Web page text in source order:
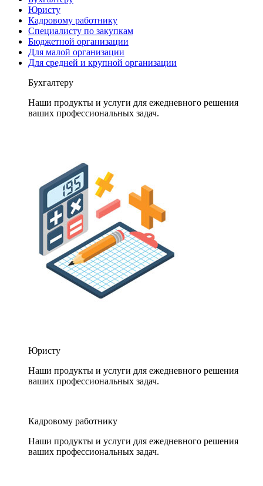
Юристу
Кадровому работнику
Специалисту по закупкам
Бюджетной организации
Для малой организации
Для средней и крупной организации
Бухгалтеру
Наши продукты и услуги для ежедневного решения
ваших профессиональных задач.
Юристу
Наши продукты и услуги для ежедневного решения
ваших профессиональных задач.
Кадровому работнику
Наши продукты и услуги для ежедневного решения
ваших профессиональных задач.